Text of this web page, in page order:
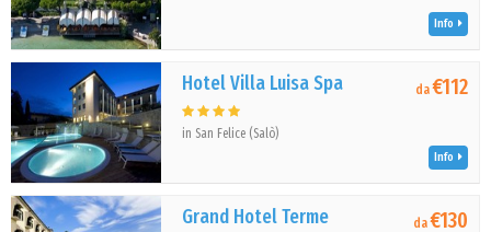
Info
Hotel Villa Luisa Spa
in San Felice (Salò)
da€112
Info
Grand Hotel Terme da€130